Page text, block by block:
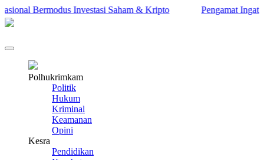
Bermodus Investasi Saham & Kripto Pengamat Ingatkan
Polhukrimkam
Politik
Hukum
Kriminal
Keamanan
Opini
Kesra
Pendidikan